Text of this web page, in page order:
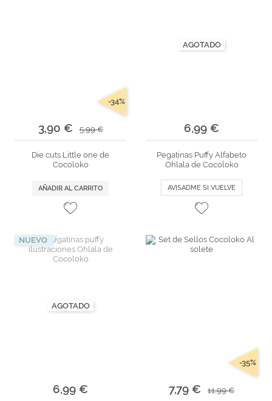
3,90 € 5,99 €
-34%
Die cuts Little one de
Cocoloko
AÑADIR AL CARRITO
AGOTADO
6,99 €
Pegatinas Puffy Alfabeto
Ohlala de Cocoloko
AVISADME SI VUELVE
AGOTADO
NUEVO
6,99 € 7,79 € 11,99 €
-35%